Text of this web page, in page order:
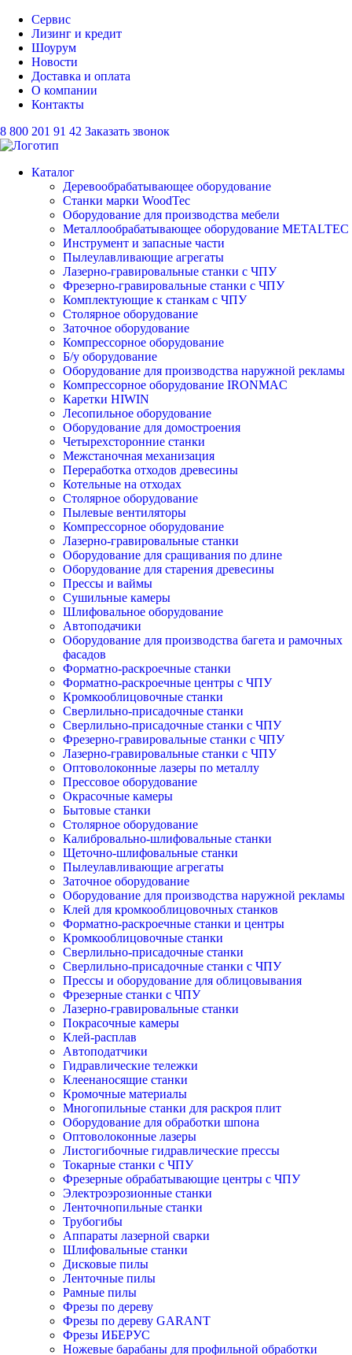
Сервис
Лизинг и кредит
Шоурум
Новости
Доставка и оплата
О компании
Контакты
8 800 201 91 42 Заказать звонок
Каталог
Деревообрабатывающее оборудование
Станки марки WoodTec
Оборудование для производства мебели
Металлообрабатывающее оборудование METALTEC
Инструмент и запасные части
Пылеулавливающие агрегаты
Лазерно-гравировальные станки с ЧПУ
Фрезерно-гравировальные станки с ЧПУ
Комплектующие к станкам с ЧПУ
Столярное оборудование
Заточное оборудование
Компрессорное оборудование
Б/у оборудование
Оборудование для производства наружной рекламы
Компрессорное оборудование IRONMAC
Каретки HIWIN
Лесопильное оборудование
Оборудование для домостроения
Четырехсторонние станки
Межстаночная механизация
Переработка отходов древесины
Котельные на отходах
Столярное оборудование
Пылевые вентиляторы
Компрессорное оборудование
Лазерно-гравировальные станки
Оборудование для сращивания по длине
Оборудование для старения древесины
Прессы и ваймы
Сушильные камеры
Шлифовальное оборудование
Автоподачики
Оборудование для производства багета и рамочных
фасадов
Форматно-раскроечные станки
Форматно-раскроечные центры с ЧПУ
Кромкооблицовочные станки
Сверлильно-присадочные станки
Сверлильно-присадочные станки с ЧПУ
Фрезерно-гравировальные станки с ЧПУ
Лазерно-гравировальные станки с ЧПУ
Оптоволоконные лазеры по металлу
Прессовое оборудование
Окрасочные камеры
Бытовые станки
Столярное оборудование
Калибровально-шлифовальные станки
Щеточно-шлифовальные станки
Пылеулавливающие агрегаты
Заточное оборудование
Оборудование для производства наружной рекламы
Клей для кромкооблицовочных станков
Форматно-раскроечные станки и центры
Кромкооблицовочные станки
Сверлильно-присадочные станки
Сверлильно-присадочные станки с ЧПУ
Прессы и оборудование для облицовывания
Фрезерные станки с ЧПУ
Лазерно-гравировальные станки
Покрасочные камеры
Клей-расплав
Автоподатчики
Гидравлические тележки
Клеенаносящие станки
Кромочные материалы
Многопильные станки для раскроя плит
Оборудование для обработки шпона
Оптоволоконные лазеры
Листогибочные гидравлические прессы
Токарные станки с ЧПУ
Фрезерные обрабатывающие центры с ЧПУ
Электроэрозионные станки
Ленточнопильные станки
Трубогибы
Аппараты лазерной сварки
Шлифовальные станки
Дисковые пилы
Ленточные пилы
Рамные пилы
Фрезы по дереву
Фрезы по дереву GARANT
Фрезы ИБЕРУС
Ножевые барабаны для профильной обработки